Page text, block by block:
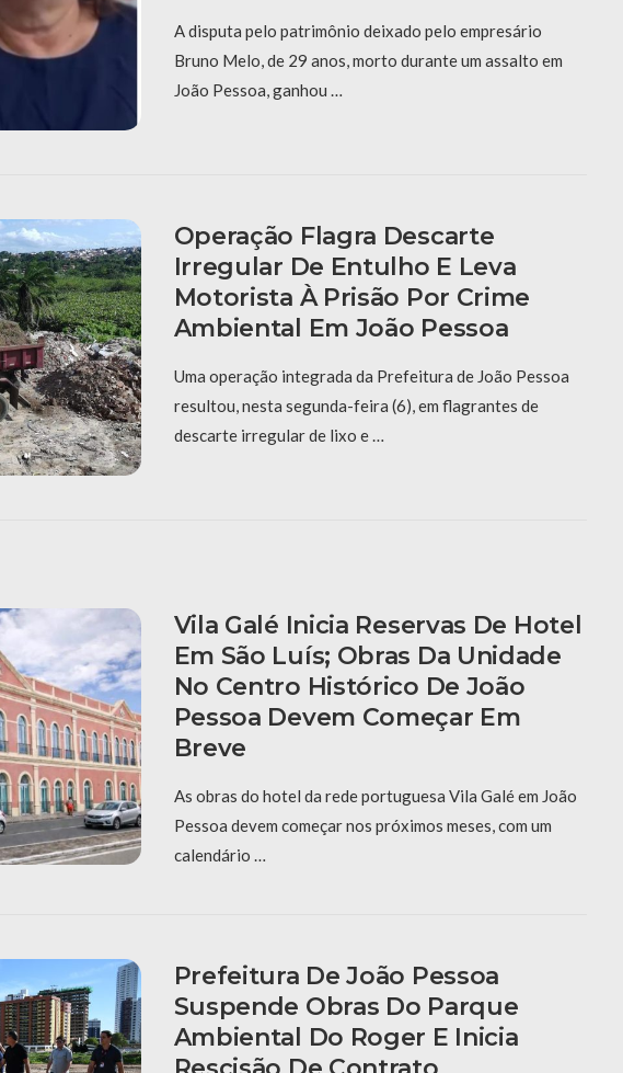
A disputa pelo patrimônio deixado pelo empresário
Bruno Melo, de 29 anos, morto durante um assalto em
João Pessoa, ganhou …
Operação Flagra Descarte
Irregular De Entulho E Leva
Motorista À Prisão Por Crime
Ambiental Em João Pessoa
Uma operação integrada da Prefeitura de João Pessoa
resultou, nesta segunda-feira (6), em flagrantes de
descarte irregular de lixo e …
Vila Galé Inicia Reservas De Hotel
Em São Luís; Obras Da Unidade
No Centro Histórico De João
Pessoa Devem Começar Em
Breve
As obras do hotel da rede portuguesa Vila Galé em João
Pessoa devem começar nos próximos meses, com um
calendário …
Prefeitura De João Pessoa
Suspende Obras Do Parque
Ambiental Do Roger E Inicia